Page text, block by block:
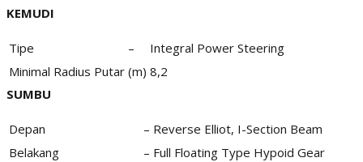
KEMUDI
Tipe –
Integral Power Steering
Minimal Radius Putar (m) 8,2
SUMBU
Depan – Reverse Elliot, I-Section Beam
Belakang
– Full Floating Type Hypoid Gear